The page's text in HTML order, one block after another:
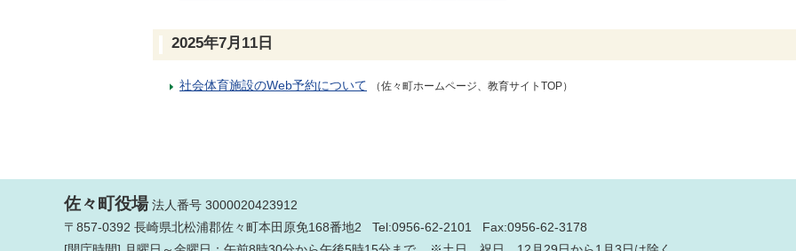
2025年7月11日
社会体育施設のWeb予約について （佐々町ホームページ、教育サイトTOP）
佐々町役場法人番号 3000020423912
〒857-0392 長崎県北松浦郡佐々町本田原免168番地2 Tel:0956-62-2101
Fax:0956-62-3178